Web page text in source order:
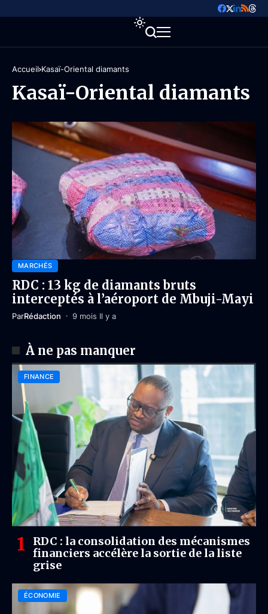
Accueil Kasaï-Oriental diamants
Kasaï-Oriental diamants
MARCHÉS
RDC : 13 kg de diamants bruts
interceptés à l’aéroport de Mbuji-Mayi
ParRédaction 9 mois Il y a
À ne pas manquer
FINANCE
RDC : la consolidation des mécanismes
financiers accélère la sortie de la liste
grise
ÉCONOMIE